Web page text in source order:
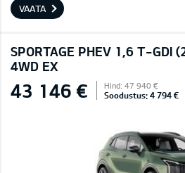
VAATA
SPORTAGE PHEV 1,6 T-GDI
4WD EX
43 146 € Hind: 47 940 €
Soodustus: 4 794 €